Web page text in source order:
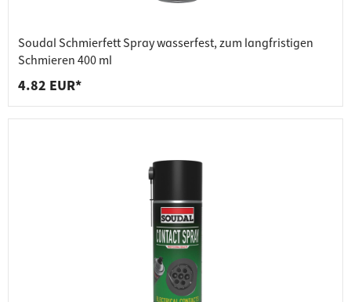
Soudal Schmierfett Spray wasserfest, zum langfristigen
Schmieren 400 ml
4.82 EUR*